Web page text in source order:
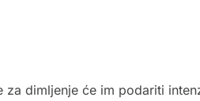
dimljenje će im podariti